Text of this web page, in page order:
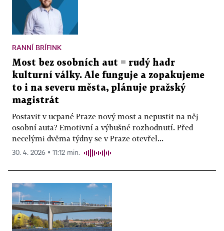
RANNÍ BRÍFINK
Most bez osobních aut = rudý hadr
kulturní války. Ale funguje a zopakujeme
to i na severu města, plánuje pražský
magistrát
Postavit v ucpané Praze nový most a nepustit na něj
osobní auta? Emotivní a výbušné rozhodnutí. Před
necelými dvěma týdny se v Praze otevřel...
30. 4. 2026 ▪ 11:12 min.